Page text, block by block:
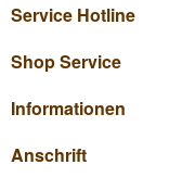
Service Hotline
Shop Service
Informationen
Anschrift